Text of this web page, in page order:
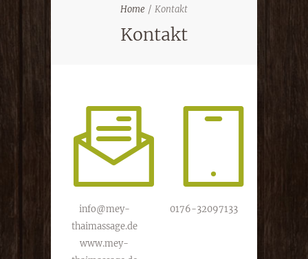
Home Kontakt
Kontakt
info@mey-
thaimassage.de
www.mey-
0176-32097133